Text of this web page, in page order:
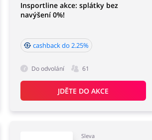
Insportline akce: splátky bez
navýšení 0%!
cashback do 2.25%
Do odvolání 61
JDĚTE DO AKCE
Sleva